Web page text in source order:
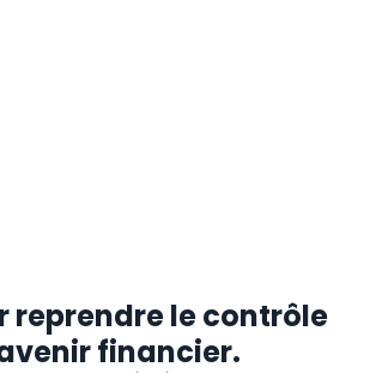
reprendre le contrôle
financier.